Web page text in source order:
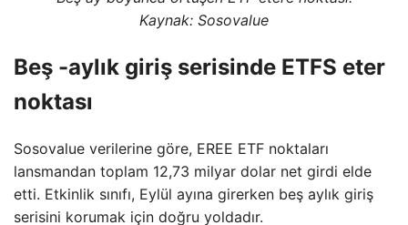
Kaynak: Sosovalue
Beş -aylık giriş serisinde ETFS eter
noktası
Sosovalue verilerine göre, EREE ETF noktaları
lansmandan toplam 12,73 milyar dolar net girdi elde
etti. Etkinlik sınıfı, Eylül ayına girerken beş aylık giriş
serisini korumak için doğru yoldadır.